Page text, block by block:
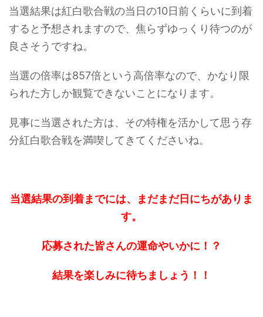
当選結果は紅白歌合戦の当日の10日前くらいに到着
すると予想されますので、焦らずゆっくり待つのが
良さそうですね。
当選の倍率は857倍という高倍率なので、かなり限
られた方しか観覧できないことになります。
見事に当選された方は、その特権を活かして思う存
分紅白歌合戦を満喫してきてくださいね。
当選結果の到着までには、まだまだ日にちがありま
す。
応募された皆さんの運命やいかに！？
結果を楽しみに待ちましょう！！